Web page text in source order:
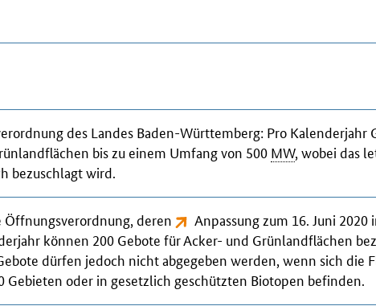
des Landes Baden-Württemberg: Pro Kalenderjahr
bis zu einem Umfang von 500 MW, wobei das
bezuschlagt wird.
Öffnungsverordnung , deren Anpassung zum 16. Juni 2020
können 200 Gebote für Acker- und Grünlandflächen
dürfen jedoch nicht abgegeben werden, wenn sich die
Gebieten oder in gesetzlich geschützten Biotopen befinden.